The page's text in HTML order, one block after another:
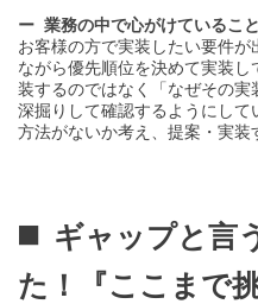
業務の中で心がけているこ
お客様の方で実装したい要件
ながら優先順位を決めて実装
装するのではなく「なぜその実
深掘りして確認するようにして
方法がないか考え、提案・実装
ギャップと言
た！
『ここまで